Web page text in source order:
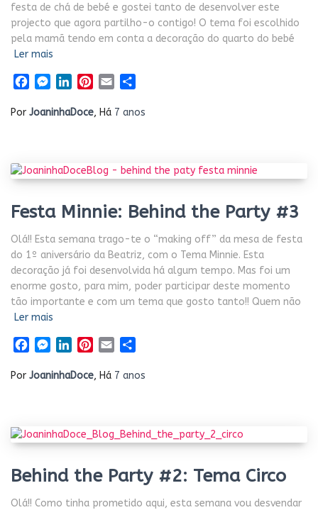
festa de chá de bebé e gostei tanto de desenvolver este
projecto que agora partilho-o contigo! O tema foi escolhido
pela mamã tendo em conta a decoração do quarto do bebé
Ler mais
Facebook
Messenger
LinkedInPinterest
Email
Por JoaninhaDoce, Há 7 anos
Festa Minnie: Behind the Party #3
Olá!! Esta semana trago-te o “making off” da mesa de festa
do 1º aniversário da Beatriz, com o Tema Minnie. Esta
decoração já foi desenvolvida há algum tempo. Mas foi um
enorme gosto, para mim, poder participar deste momento
tão importante e com um tema que gosto tanto!! Quem não
Ler mais
Facebook
Messenger
LinkedInPinterest
Email
Por JoaninhaDoce, Há 7 anos
Behind the Party #2: Tema Circo
Olá!! Como tinha prometido aqui, esta semana vou desvendar